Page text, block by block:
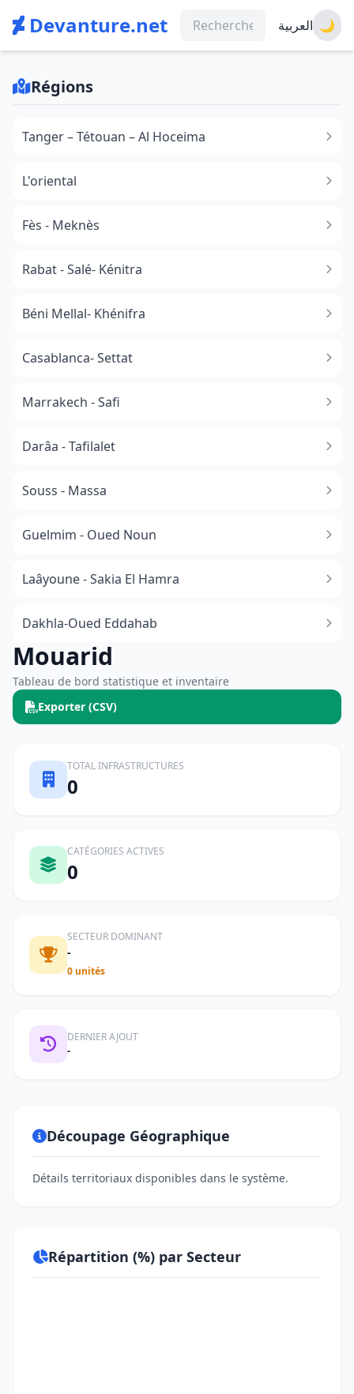
Devanture.net العربية 🌙
Régions
Tanger – Tétouan – Al Hoceima
L'oriental
Fès - Meknès
Rabat - Salé- Kénitra
Béni Mellal- Khénifra
Casablanca- Settat
Marrakech - Safi
Darâa - Tafilalet
Souss - Massa
​Guelmim - Oued Noun
Laâyoune - Sakia El Hamra
Dakhla-Oued Eddahab
Mouarid
Tableau de bord statistique et inventaire
Exporter (CSV)
TOTAL INFRASTRUCTURES
0
CATÉGORIES ACTIVES
0
SECTEUR DOMINANT
-
0 unités
DERNIER AJOUT
-
Découpage Géographique
Détails territoriaux disponibles dans le système.
Répartition (%) par Secteur